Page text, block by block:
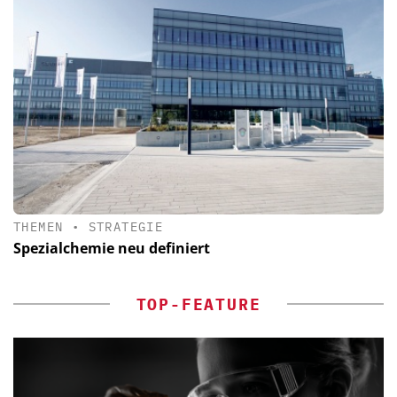
THEMEN • STRATEGIE
Spezialchemie neu definiert
TOP-FEATURE